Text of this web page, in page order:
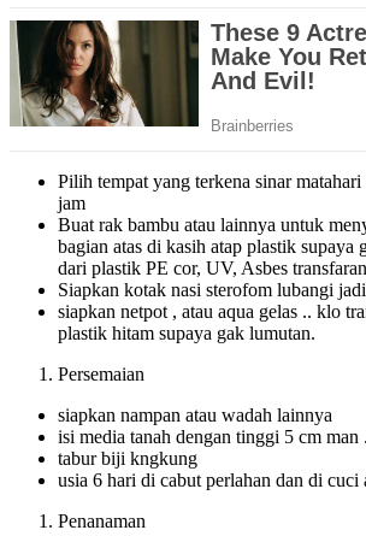
Pilih tempat yang terkena sinar
jam
Buat rak bambu atau lainnya untuk
bagian atas di kasih atap plastik supaya
dari plastik PE cor, UV, Asbes transfaran
Siapkan kotak nasi sterofom lubangi
siapkan netpot , atau aqua gelas .. klo
plastik hitam supaya gak lumutan.
Persemaian
siapkan nampan atau wadah lainnya
isi media tanah dengan tinggi 5 cm man .
tabur biji kngkung
usia 6 hari di cabut perlahan dan di cuci
Penanaman